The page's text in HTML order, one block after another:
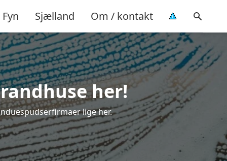
Fyn Sjælland Om / kontakt
her!
lige her.